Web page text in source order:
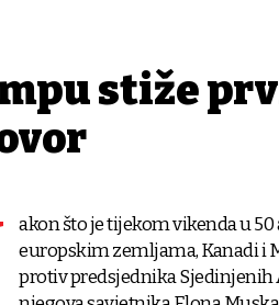
stiže
akon što je tijekom vikenda u
europskim zemljama, Kanadi i
protiv predsjednika